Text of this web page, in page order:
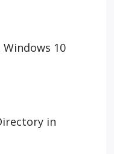
Windows 10
in